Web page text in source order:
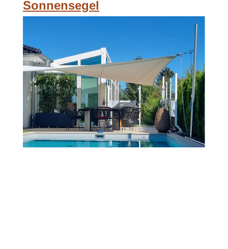
Sonnensegel